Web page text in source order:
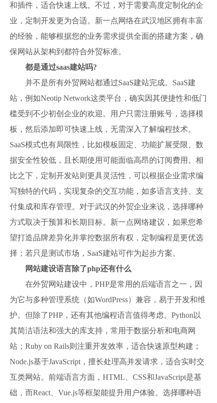
和插件，适合快速上线。不过，对于需要高度定制化的企
业，定制开发更为合适。新一点网络在武汉地区拥有丰富
的经验，能够根据您的业务需求提供全面的搭建方案，确
保网站从架构到都符合外贸标准。
都是通过saas建站吗?
并不是所有外贸网站都通过SaaS建站完成。SaaS建
站，例如Neotip Network这类平台，确实因其便捷性和低门
槛受到不少初创企业的欢迎。用户只需注册账号，选择模
板，然后添加即可快速上线，无需深入了解编程技术。
SaaS模式也有局限性，比如模板固定、功能扩展受限、数
据安全性较低，且长期使用可能面临高昂的订阅费用。相
比之下，定制开发站则更具灵活性，可以根据企业需求编
写独特的代码，实现复杂的交互功能，如多语言支持、支
付集成和库存管理。对于武汉的外贸企业来说，选择哪种
方式取决于预算和长期目标。新一点网络建议，如果您希
望打造品牌差异化并掌控数据所有权，定制编程是更优选
择；若只是测试市场，SaaS建站可作为起步方案。
网站建设语言除了php还有什么
在外贸网站建设中，PHP是常用的后端语言之一，因
为它与多种管理系统（如WordPress）兼容，易于开发和维
护。但除了PHP，还有其他编程语言值得考虑。Python以
其简洁语法和强大的库支持，常用于数据分析和电商网
站；Ruby on Rails则注重开发效率，适合快速原型构建；
Node.js基于JavaScript，擅长处理高并发请求，适合实时交
互类网站。前端语言方面，HTML、CSS和JavaScript是基
础，而React、Vue.js等框架能提升用户体验。选择哪种语